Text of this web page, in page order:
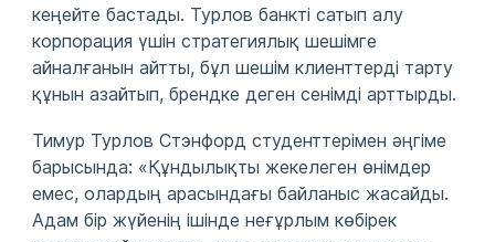
кеңейте бастады. Турлов банкті сатып алу
корпорация үшін стратегиялық шешімге
айналғанын айтты, бұл шешім клиенттерді тарту
құнын азайтып, брендке деген сенімді арттырды.
Тимур Турлов Стэнфорд студенттерімен әңгіме
барысында: «Құндылықты жекелеген өнімдер
емес, олардың арасындағы байланыс жасайды.
Адам бір жүйенің ішінде неғұрлым көбірек